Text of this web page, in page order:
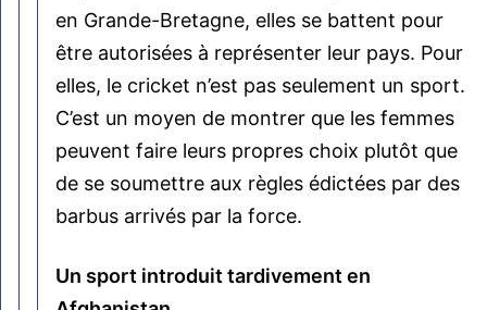
en Grande-Bretagne, elles se battent pour
être autorisées à représenter leur pays. Pour
elles, le cricket n’est pas seulement un sport.
C’est un moyen de montrer que les femmes
peuvent faire leurs propres choix plutôt que
de se soumettre aux règles édictées par des
barbus arrivés par la force.
Un sport introduit tardivement en